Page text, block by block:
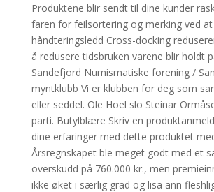
Produktene blir sendt til dine kunder
faren for feilsortering og merking ved
håndteringsledd Cross-docking
å redusere tidsbruken varene blir holdt
Sandefjord Numismatiske forening /
myntklubb Vi er klubben for deg som
eller seddel. Ole Hoel slo Steinar
parti. Butylblære Skriv en
dine erfaringer med dette produktet
Årsregnskapet ble meget godt med et
overskudd på 760.000 kr., men
ikke øket i særlig grad og lisa ann